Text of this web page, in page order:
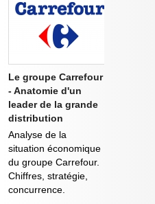
Le groupe Carrefour
- Anatomie d'un
leader de la grande
distribution
Analyse de la
situation économique
du groupe Carrefour.
Chiffres, stratégie,
concurrence.